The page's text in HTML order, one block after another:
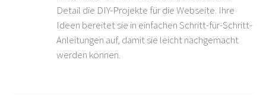
Detail die DIY-Projekte für die Webseite. Ihre
Ideen bereitet sie in einfachen Schritt-für-Schritt-
Anleitungen auf, damit sie leicht nachgemacht
werden können.